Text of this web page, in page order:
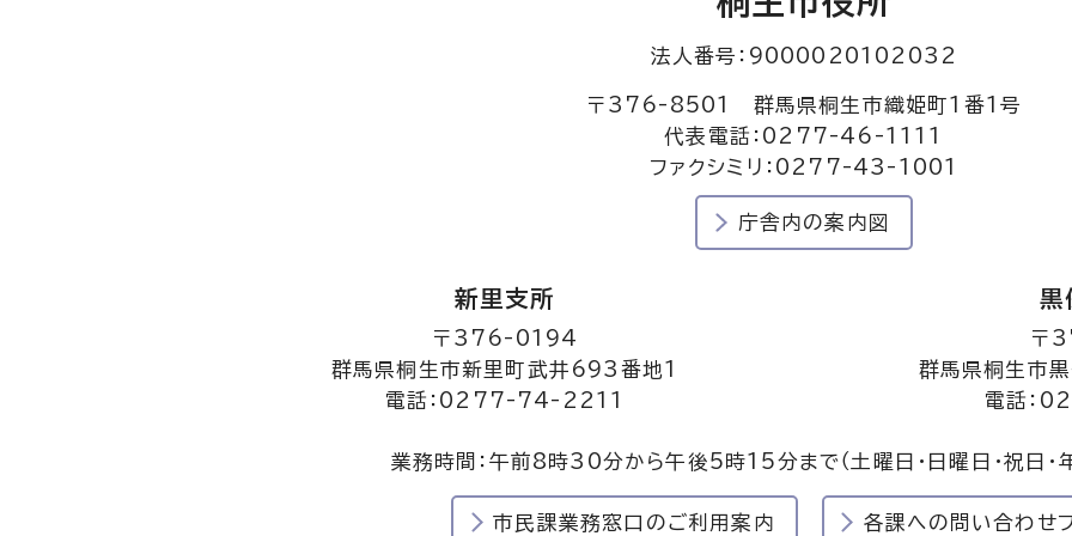
法人番号：9000020102032
〒376-8501 群馬県桐生市織姫町1番1号
代表電話：0277-46-1111
ファクシミリ：0277-43-1001
庁舎内の案内図
新里支所
〒376-0194
群馬県桐生市新里町武井693番地1
電話：0277-74-2211
黒
〒
群馬県桐生市
電話：
業務時間：午前8時30分から午後5時15分まで（土曜日・日曜日・祝日
市民課業務窓口のご利用案内 各課への問い合わせ